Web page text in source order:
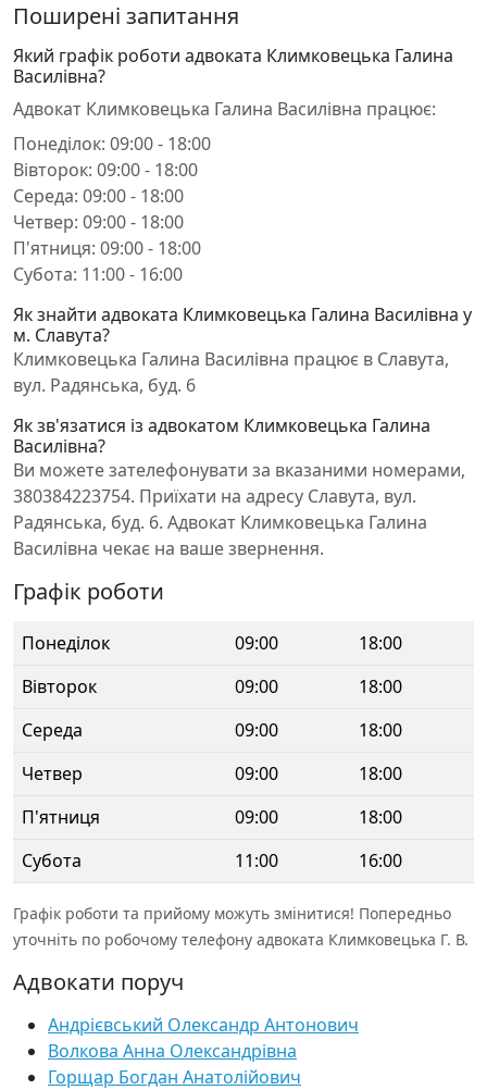
Поширені запитання
Який графік роботи адвоката Климковецька Галина
Василівна?
Адвокат Климковецька Галина Василівна працює:
Понеділок: 09:00 - 18:00
Вівторок: 09:00 - 18:00
Середа: 09:00 - 18:00
Четвер: 09:00 - 18:00
П'ятниця: 09:00 - 18:00
Субота: 11:00 - 16:00
Як знайти адвоката Климковецька Галина Василівна у
м. Славута?
Климковецька Галина Василівна працює в Славута,
вул. Радянська, буд. 6
Як зв'язатися із адвокатом Климковецька Галина
Василівна?
Ви можете зателефонувати за вказаними номерами,
380384223754. Приїхати на адресу Славута, вул.
Радянська, буд. 6. Адвокат Климковецька Галина
Василівна чекає на ваше звернення.
Графік роботи
Понеділок 09:00
18:00
Вівторок
09:00
18:00
Середа
09:00
18:00
Четвер
09:00
18:00
П'ятниця
09:00
18:00
Субота
11:00 16:00
Графік роботи та прийому можуть змінитися! Попередньо
уточніть по робочому телефону адвоката Климковецька Г. В.
Адвокати поруч
Андрієвський Олександр Антонович
Волкова Анна Олександрівна
Горщар Богдан Анатолійович